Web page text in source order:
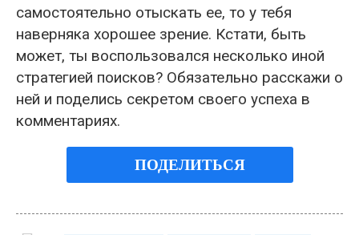
самостоятельно отыскать ее, то у тебя
наверняка хорошее зрение. Кстати, быть
может, ты воспользовался несколько иной
стратегией поисков? Обязательно расскажи о
ней и поделись секретом своего успеха в
комментариях.
ПОДЕЛИТЬСЯ